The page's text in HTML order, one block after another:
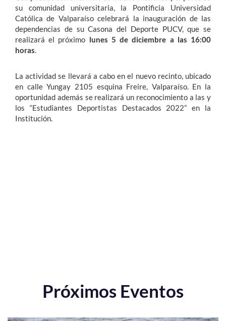
su comunidad universitaria, la Pontificia Universidad
Católica de Valparaíso celebrará la inauguración de las
dependencias de su Casona del Deporte PUCV, que se
realizará el próximo lunes 5 de diciembre a las 16:00
horas
La actividad se llevará a cabo en el nuevo recinto, ubicado
en calle Yungay 2105 esquina Freire, Valparaíso. En la
oportunidad además se realizará un reconocimiento a las y
los “Estudiantes Deportistas Destacados 2022” en la
Institución.
Próximos Eventos